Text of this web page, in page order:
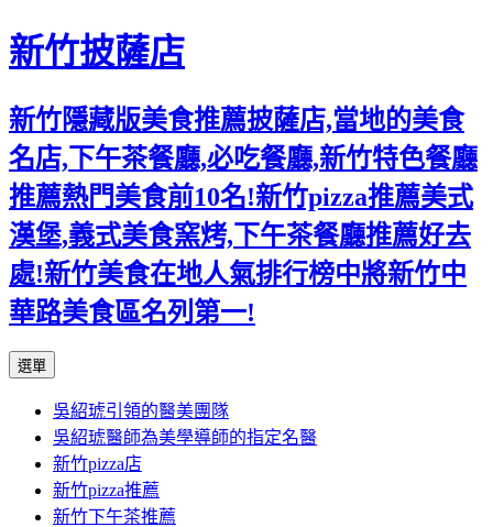
新竹披薩店
新竹隱藏版美食推薦披薩店,當地的美食
名店,下午茶餐廳,必吃餐廳,新竹特色餐廳
推薦熱門美食前10名!新竹pizza推薦美式
漢堡,義式美食窯烤,下午茶餐廳推薦好去
處!新竹美食在地人氣排行榜中將新竹中
華路美食區名列第一!
選單
主
要
內
容
吳紹琥引領的醫美團隊
吳紹琥醫師為美學導師的指定名醫
新竹pizza店
新竹pizza推薦
新竹下午茶推薦